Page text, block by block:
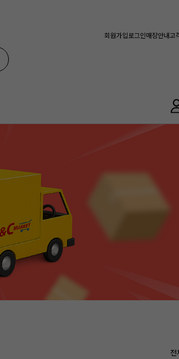
회원가입로그인매장안내고
전